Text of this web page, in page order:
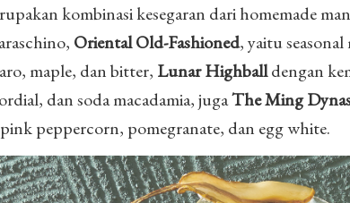
kombinasi kesegaran dari homemade
Oriental Old-Fashioned, yaitu
maple, dan bitter, Lunar Highballdengan
dan soda macadamia, jugaThe Ming
peppercorn, pomegranate, dan egg white.